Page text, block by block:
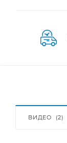
ВИДЕО (2)